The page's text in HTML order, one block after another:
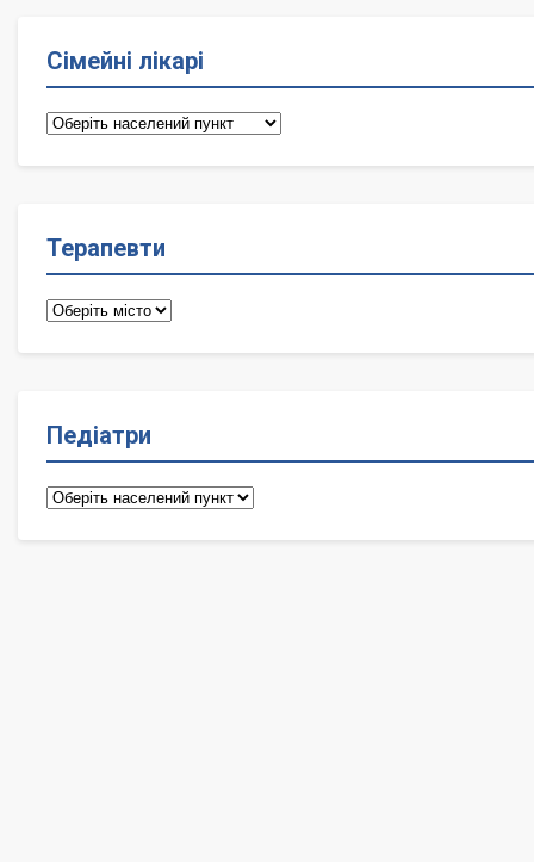
Сімейні лікарі
Сімейні
Терапевти
Терапевти
Педіатри
Педіатри